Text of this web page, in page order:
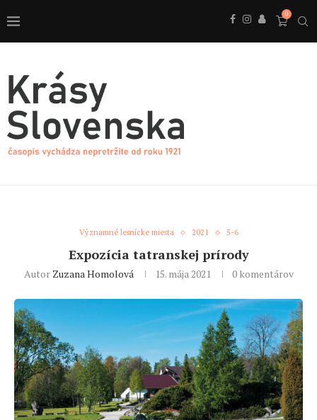
0
Významné lesnícke miesta 2021 5-6
Expozícia tatranskej prírody
Autor Zuzana Homolová 15. mája 2021 0 komentárov